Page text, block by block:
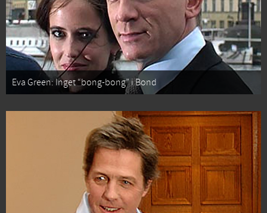
Eva Green: Inget “bong-bong” i Bond